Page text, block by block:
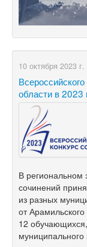
10 октября 2023 г.
области в 2023
В региональном
сочинений
из разных
от Арамильского
12
муниципального